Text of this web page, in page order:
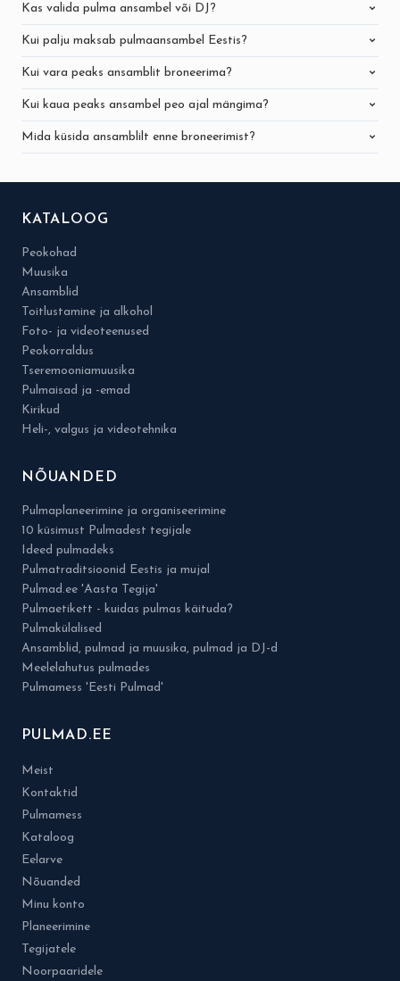
Kas valida pulma ansambel või DJ?
Kui palju maksab pulmaansambel Eestis?
Kui vara peaks ansamblit broneerima?
Kui kaua peaks ansambel peo ajal mängima?
Mida küsida ansamblilt enne broneerimist?
KATALOOG
Peokohad
Muusika
Ansamblid
Toitlustamine ja alkohol
Foto- ja videoteenused
Peokorraldus
Tseremooniamuusika
Pulmaisad ja -emad
Kirikud
Heli-, valgus ja videotehnika
NÕUANDED
Pulmaplaneerimine ja organiseerimine
10 küsimust Pulmadest tegijale
Ideed pulmadeks
Pulmatraditsioonid Eestis ja mujal
Pulmad.ee 'Aasta Tegija'
Pulmaetikett - kuidas pulmas käituda?
Pulmakülalised
Ansamblid, pulmad ja muusika, pulmad ja DJ-d
Meelelahutus pulmades
Pulmamess 'Eesti Pulmad'
PULMAD.EE
Meist
Kontaktid
Pulmamess
Kataloog
Eelarve
Nõuanded
Minu konto
Planeerimine
Tegijatele
Noorpaaridele